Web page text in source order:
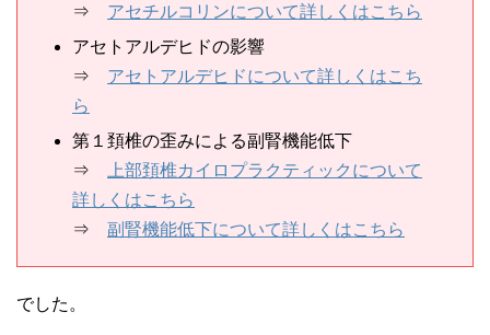
⇒ アセチルコリンについて詳しくはこちら
アセトアルデヒドの影響
⇒ アセトアルデヒドについて詳しくはこち
ら
第１頚椎の歪みによる副腎機能低下
⇒
上部頚椎カイロプラクティックについて
詳しくはこちら
⇒ 副腎機能低下について詳しくはこちら
でした。